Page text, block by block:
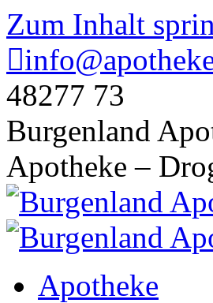
Zum Inhalt
48277 73
Burgenland
Apotheke –
Apotheke